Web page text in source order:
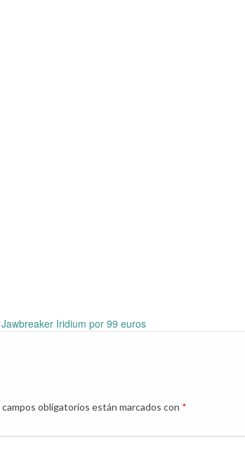
Iridium por 99 euros
campos obligatorios están marcados con *